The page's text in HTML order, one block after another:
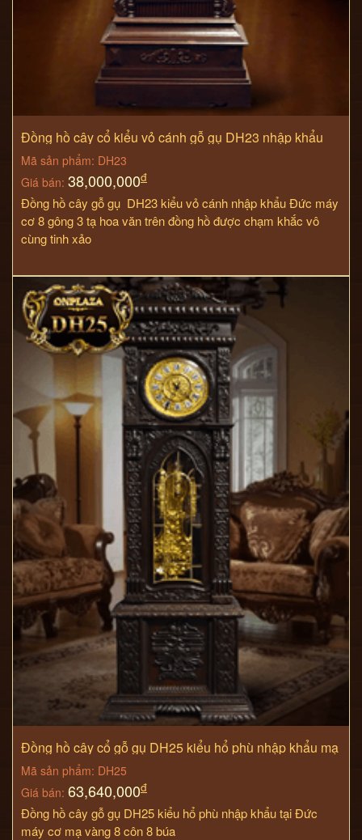
Đồng hồ cây cổ kiểu vỏ cánh gỗ gụ DH23 nhập khẩu
Mã sản phẩm: DH23
Giá bán: 38,000,000đ
Đồng hồ cây gỗ gụ DH23 kiểu vỏ cánh nhập khẩu Đức máy
cơ 8 gông 3 tạ hoa văn trên đồng hồ được chạm khắc vô
cùng tinh xảo
Đồng hồ cây cổ gỗ gụ DH25 kiểu hổ phù nhập khẩu mạ
vàng 24k
Mã sản phẩm: DH25
Giá bán: 63,640,000đ
Đồng hồ cây gỗ gụ DH25 kiểu hổ phù nhập khẩu tại Đức
máy cơ mạ vàng 8 côn 8 búa